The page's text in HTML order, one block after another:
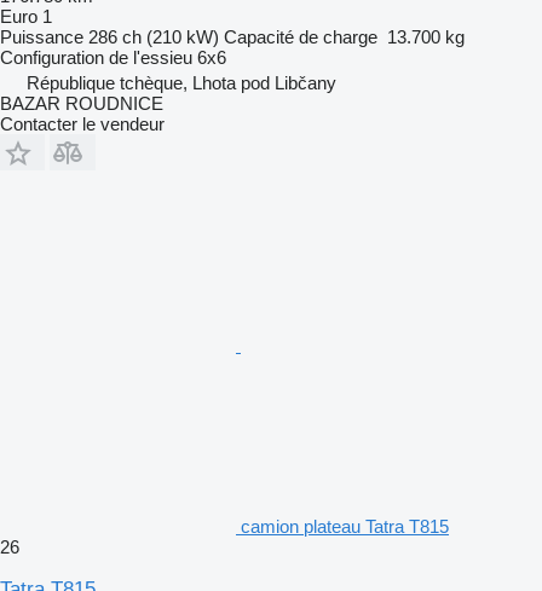
Euro 1
Puissance 286 ch (210 kW) Capacité de charge 13.700 kg
Configuration de l'essieu 6x6
République tchèque, Lhota pod Libčany
BAZAR ROUDNICE
Contacter le vendeur
camion plateau Tatra T815
26